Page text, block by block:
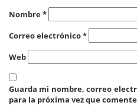
Nombre*
Correo electrónico*
Web
Guarda mi nombre, correo
para la próxima vez que